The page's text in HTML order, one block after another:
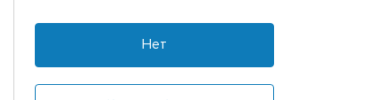
Нет